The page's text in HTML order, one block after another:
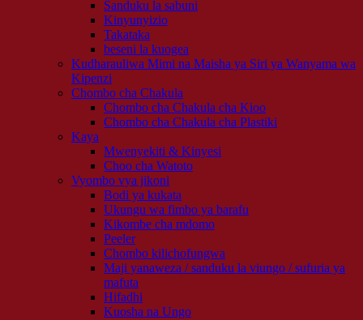
Sanduku la sabuni
Kinyunyizio
Takataka
beseni la kuogea
Kudharauliwa Mimi na Maisha ya Siri ya Wanyama wa
Kipenzi
Chombo cha Chakula
Chombo cha Chakula cha Kioo
Chombo cha Chakula cha Plastiki
Kaya
Mwenyekiti & Kinyesi
Choo cha Watoto
Vyombo vya jikoni
Bodi ya kukata
Ukungu wa fimbo ya barafu
Kikombe cha mdomo
Peeler
Chombo kilichofungwa
Maji yanaweza / sanduku la viungo / sufuria ya
mafuta
Hifadhi
Kuosha na Ungo